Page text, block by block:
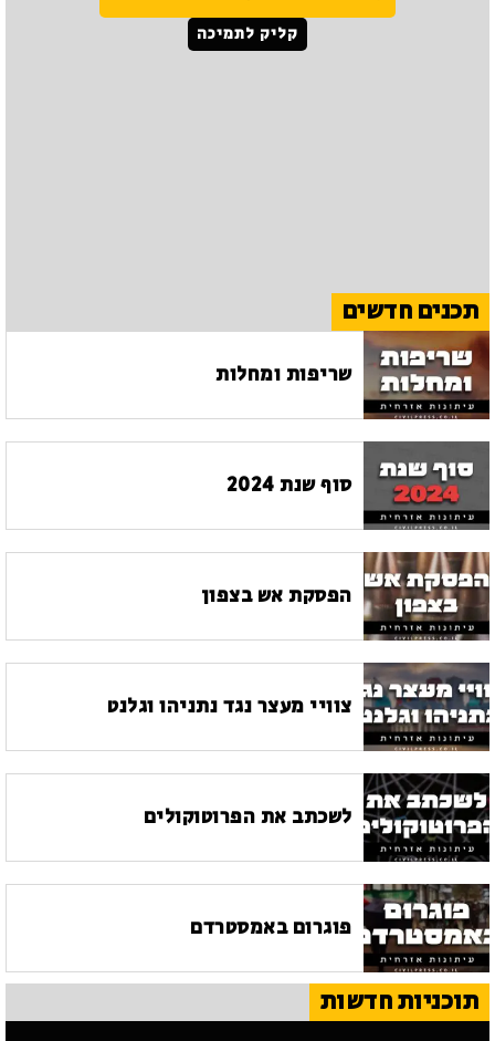
קליק לתמיכה
תכנים חדשים
שריפות ומחלות
סוף שנת 2024
הפסקת אש בצפון
צוויי מעצר נגד נתניהו וגלנט
לשכתב את הפרוטוקולים
פוגרום באמסטרדם
תוכניות חדשות